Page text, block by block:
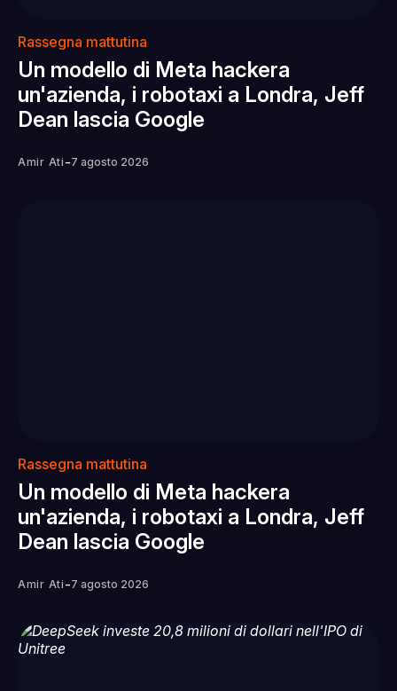
Rassegna mattutina
Un modello di Meta hackera
un'azienda, i robotaxi a Londra, Jeff
Dean lascia Google
Amir Ati -7 agosto 2026
Rassegna mattutina
Un modello di Meta hackera
un'azienda, i robotaxi a Londra, Jeff
Dean lascia Google
Amir Ati -7 agosto 2026